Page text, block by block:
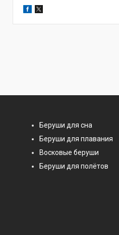
Беруши для сна
Беруши для плавания
Восковые беруши
Беруши для полётов